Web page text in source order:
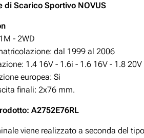
di Scarico Sportivo NOVUS
- 2WD
dal 1999 al 2006
1.4 16V - 1.6i - 1.6 16V - 1.8 20V
europea: Si
finali: 2x76 mm.
A2752E76RL
viene realizzato a seconda del